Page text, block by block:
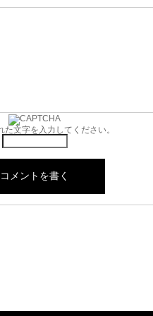
た文字を入力してください。